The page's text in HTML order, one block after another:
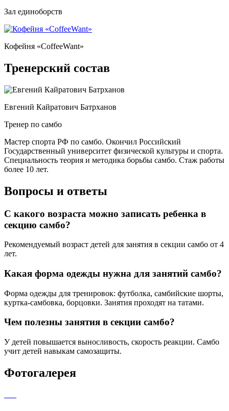
Зал единоборств
Кофейня «CoffeeWant»
Тренерский состав
Евгений Кайратович Батрханов
Тренер по самбо
Мастер спорта РФ по самбо. Окончил Российский
Государственный университет физической культуры и спорта.
Специальность теория и методика борьбы самбо. Стаж работы
более 10 лет.
Вопросы и ответы
С какого возраста можно записать ребенка в
секцию самбо?
Рекомендуемый возраст детей для занятия в секции самбо от 4
лет.
Какая форма одежды нужна для занятий самбо?
Форма одежды для тренировок: футболка, самбийские шорты,
куртка-самбовка, борцовки. Занятия проходят на татами.
Чем полезны занятия в секции самбо?
У детей повышается выносливость, скорость реакции. Самбо
учит детей навыкам самозащиты.
Фотогалерея